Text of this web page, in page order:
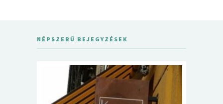
NÉPSZERŰ BEJEGYZÉSEK